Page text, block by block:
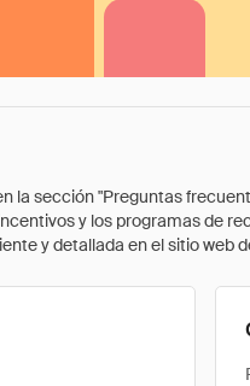
sección "Preguntas
y los programas de
y detallada en el sitio web